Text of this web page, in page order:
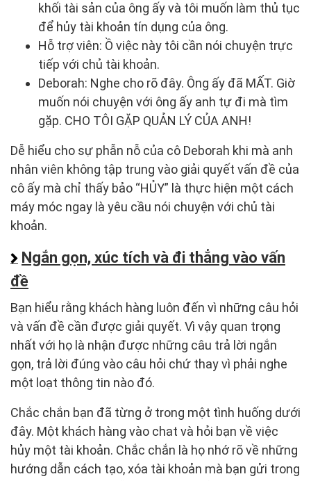
khối tài sản của ông ấy và tôi muốn làm thủ tục
để hủy tài khoản tín dụng của ông.
Hỗ trợ viên: Ồ việc này tôi cần nói chuyện trực
tiếp với chủ tài khoản.
Deborah: Nghe cho rõ đây. Ông ấy đã MẤT. Giờ
muốn nói chuyện với ông ấy anh tự đi mà tìm
gặp. CHO TÔI GẶP QUẢN LÝ CỦA ANH!
Dễ hiểu cho sự phẫn nỗ của cô Deborah khi mà anh
nhân viên không tập trung vào giải quyết vấn đề của
cô ấy mà chỉ thấy bảo “HỦY” là thực hiện một cách
máy móc ngay là yêu cầu nói chuyện với chủ tài
khoản.
Ngắn gọn, xúc tích và đi thẳng vào vấn
đề
Bạn hiểu rằng khách hàng luôn đến vì những câu hỏi
và vấn đề cần được giải quyết. Vì vậy quan trọng
nhất với họ là nhận được những câu trả lời ngắn
gọn, trả lời đúng vào câu hỏi chứ thay vì phải nghe
một loạt thông tin nào đó.
Chắc chắn bạn đã từng ở trong một tình huống dưới
đây. Một khách hàng vào chat và hỏi bạn về việc
hủy một tài khoản. Chắc chắn là họ nhớ rõ về những
hướng dẫn cách tạo, xóa tài khoản mà bạn gửi trong